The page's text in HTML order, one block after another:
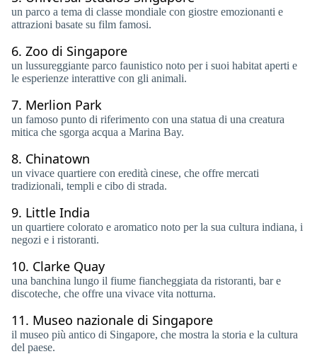
un parco a tema di classe mondiale con giostre emozionanti e
attrazioni basate su film famosi.
6. Zoo di Singapore
un lussureggiante parco faunistico noto per i suoi habitat aperti e
le esperienze interattive con gli animali.
7. Merlion Park
un famoso punto di riferimento con una statua di una creatura
mitica che sgorga acqua a Marina Bay.
8. Chinatown
un vivace quartiere con eredità cinese, che offre mercati
tradizionali, templi e cibo di strada.
9. Little India
un quartiere colorato e aromatico noto per la sua cultura indiana, i
negozi e i ristoranti.
10. Clarke Quay
una banchina lungo il fiume fiancheggiata da ristoranti, bar e
discoteche, che offre una vivace vita notturna.
11. Museo nazionale di Singapore
il museo più antico di Singapore, che mostra la storia e la cultura
del paese.